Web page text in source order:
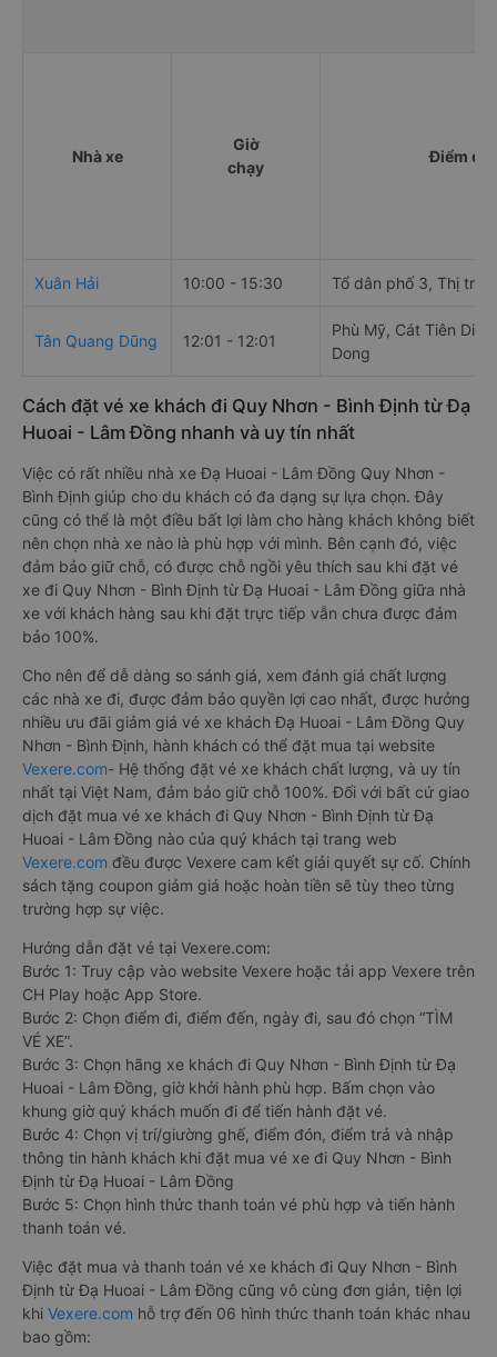
Nhà xe
Giờ
chạy
Điểm đi
Xuân Hải 10:00 - 15:30 Tổ dân phố 3, Thị trấn
Tân Quang Dũng 12:01 - 12:01
Phù Mỹ, Cát Tiên
Dong
Cách đặt vé xe khách đi Quy Nhơn - Bình Định từ Đạ
Huoai - Lâm Đồng nhanh và uy tín nhất
Việc có rất nhiều nhà xe Đạ Huoai - Lâm Đồng Quy Nhơn -
Bình Định giúp cho du khách có đa dạng sự lựa chọn. Đây
cũng có thể là một điều bất lợi làm cho hàng khách không biết
nên chọn nhà xe nào là phù hợp với mình. Bên cạnh đó, việc
đảm bảo giữ chỗ, có được chỗ ngồi yêu thích sau khi đặt vé
xe đi Quy Nhơn - Bình Định từ Đạ Huoai - Lâm Đồng giữa nhà
xe với khách hàng sau khi đặt trực tiếp vẫn chưa được đảm
bảo 100%.
Cho nên để dễ dàng so sánh giá, xem đánh giá chất lượng
các nhà xe đi, được đảm bảo quyền lợi cao nhất, được hưởng
nhiều ưu đãi giảm giá vé xe khách Đạ Huoai - Lâm Đồng Quy
Nhơn - Bình Định, hành khách có thể đặt mua tại website
Vexere.com- Hệ thống đặt vé xe khách chất lượng, và uy tín
nhất tại Việt Nam, đảm bảo giữ chỗ 100%. Đối với bất cứ giao
dịch đặt mua vé xe khách đi Quy Nhơn - Bình Định từ Đạ
Huoai - Lâm Đồng nào của quý khách tại trang web
Vexere.com đều được Vexere cam kết giải quyết sự cố. Chính
sách tặng coupon giảm giá hoặc hoàn tiền sẽ tùy theo từng
trường hợp sự việc.
Hướng dẫn đặt vé tại Vexere.com:
Bước 1: Truy cập vào website Vexere hoặc tải app Vexere trên
CH Play hoặc App Store.
Bước 2: Chọn điểm đi, điểm đến, ngày đi, sau đó chọn “TÌM
VÉ XE”.
Bước 3: Chọn hãng xe khách đi Quy Nhơn - Bình Định từ Đạ
Huoai - Lâm Đồng, giờ khởi hành phù hợp. Bấm chọn vào
khung giờ quý khách muốn đi để tiến hành đặt vé.
Bước 4: Chọn vị trí/giường ghế, điểm đón, điểm trả và nhập
thông tin hành khách khi đặt mua vé xe đi Quy Nhơn - Bình
Định từ Đạ Huoai - Lâm Đồng
Bước 5: Chọn hình thức thanh toán vé phù hợp và tiến hành
thanh toán vé.
Việc đặt mua và thanh toán vé xe khách đi Quy Nhơn - Bình
Định từ Đạ Huoai - Lâm Đồng cũng vô cùng đơn giản, tiện lợi
khi Vexere.com hỗ trợ đến 06 hình thức thanh toán khác nhau
bao gồm: